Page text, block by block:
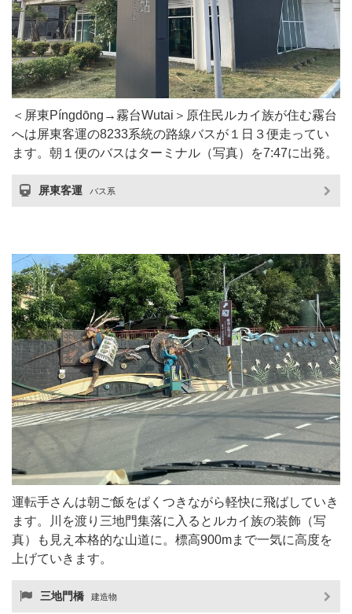
＜屏東Píngdōng→霧台Wutai＞原住民ルカイ族が住む霧台
へは屏東客運の8233系統の路線バスが１日３便走ってい
ます。朝１便のバスはターミナル（写真）を7:47に出発。
屏東客運 バス系
運転手さんは朝ご飯をぱくつきながら軽快に飛ばしていき
ます。川を渡り三地門集落に入るとルカイ族の装飾（写
真）も見え本格的な山道に。標高900mまで一気に高度を
上げていきます。
三地門橋 建造物